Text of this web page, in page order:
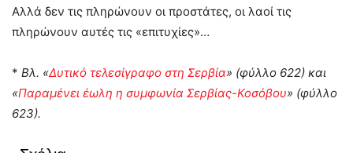
Αλλά δεν τις πληρώνουν οι προστάτες, οι λαοί τις
πληρώνουν αυτές τις «επιτυχίες»…
* Βλ. «Δυτικό τελεσίγραφο στη Σερβία» (φύλλο 622) και
«Παραμένει έωλη η συμφωνία Σερβίας-Κοσόβου» (φύλλο
623).